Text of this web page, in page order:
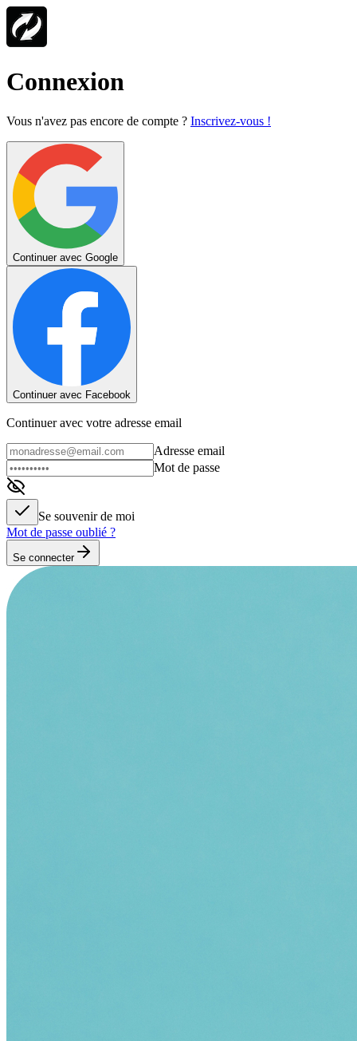
Connexion
Vous n'avez pas encore de compte ? Inscrivez-vous !
Continuer avec Google
Continuer avec Facebook
Continuer avec votre adresse email
Adresse email
Mot de passe
Se souvenir de moi
Mot de passe oublié ?
Se connecter